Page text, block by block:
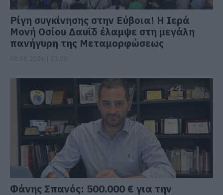
Ρίγη συγκίνησης στην Εύβοια! Η Ιερά
Μονή Οσίου Δαυΐδ έλαμψε στη μεγάλη
πανήγυρη της Μεταμορφώσεως
Φάνης Σπανός: 500.000 € για την